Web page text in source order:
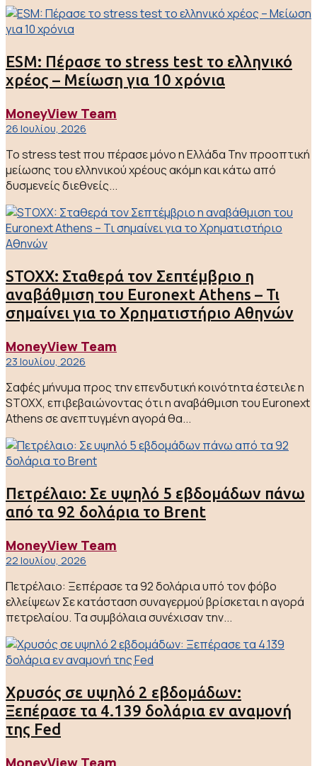
ESM: Πέρασε το stress test το ελληνικό
χρέος – Μείωση για 10 χρόνια
MoneyView Team
26 Ιουλίου, 2026
Το stress test που πέρασε μόνο η Ελλάδα Την προοπτική
μείωσης του ελληνικού χρέους ακόμη και κάτω από
δυσμενείς διεθνείς...
STOXX: Σταθερά τον Σεπτέμβριο η
αναβάθμιση του Euronext Athens – Τι
σημαίνει για το Χρηματιστήριο Αθηνών
MoneyView Team
23 Ιουλίου, 2026
Σαφές μήνυμα προς την επενδυτική κοινότητα έστειλε η
STOXX, επιβεβαιώνοντας ότι η αναβάθμιση του Euronext
Athens σε ανεπτυγμένη αγορά θα...
Πετρέλαιο: Σε υψηλό 5 εβδομάδων πάνω
από τα 92 δολάρια το Brent
MoneyView Team
22 Ιουλίου, 2026
Πετρέλαιο: Ξεπέρασε τα 92 δολάρια υπό τον φόβο
ελλείψεων Σε κατάσταση συναγερμού βρίσκεται η αγορά
πετρελαίου. Τα συμβόλαια συνέχισαν την...
Χρυσός σε υψηλό 2 εβδομάδων:
Ξεπέρασε τα 4.139 δολάρια εν αναμονή
της Fed
MoneyView Team